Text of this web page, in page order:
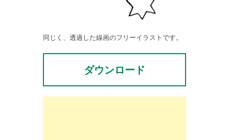
同じく、透過した線画のフリーイラストです。
ダウンロード